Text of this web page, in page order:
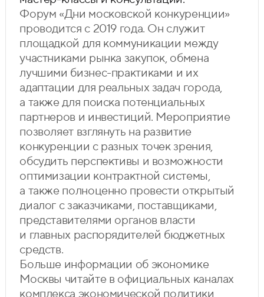
Форум «Дни московской конкуренции»
проводится с 2019 года. Он служит
площадкой для коммуникации между
участниками рынка закупок, обмена
лучшими бизнес-практиками и их
адаптации для реальных задач города,
а также для поиска потенциальных
партнеров и инвестиций. Мероприятие
позволяет взглянуть на развитие
конкуренции с разных точек зрения,
обсудить перспективы и возможности
оптимизации контрактной системы,
а также полноценно провести открытый
диалог с заказчиками, поставщиками,
представителями органов власти
и главных распорядителей бюджетных
средств.
Больше информации об экономике
Москвы читайте в официальных каналах
комплекса экономической политики